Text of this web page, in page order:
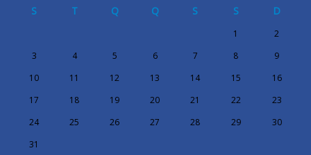
S T Q Q S S D
1
2
3
4 5 6 7 8
9
10
11 12 13 14 15
16
17
18 19 20 21 22
23
24
25 26 27 28 29
30
31